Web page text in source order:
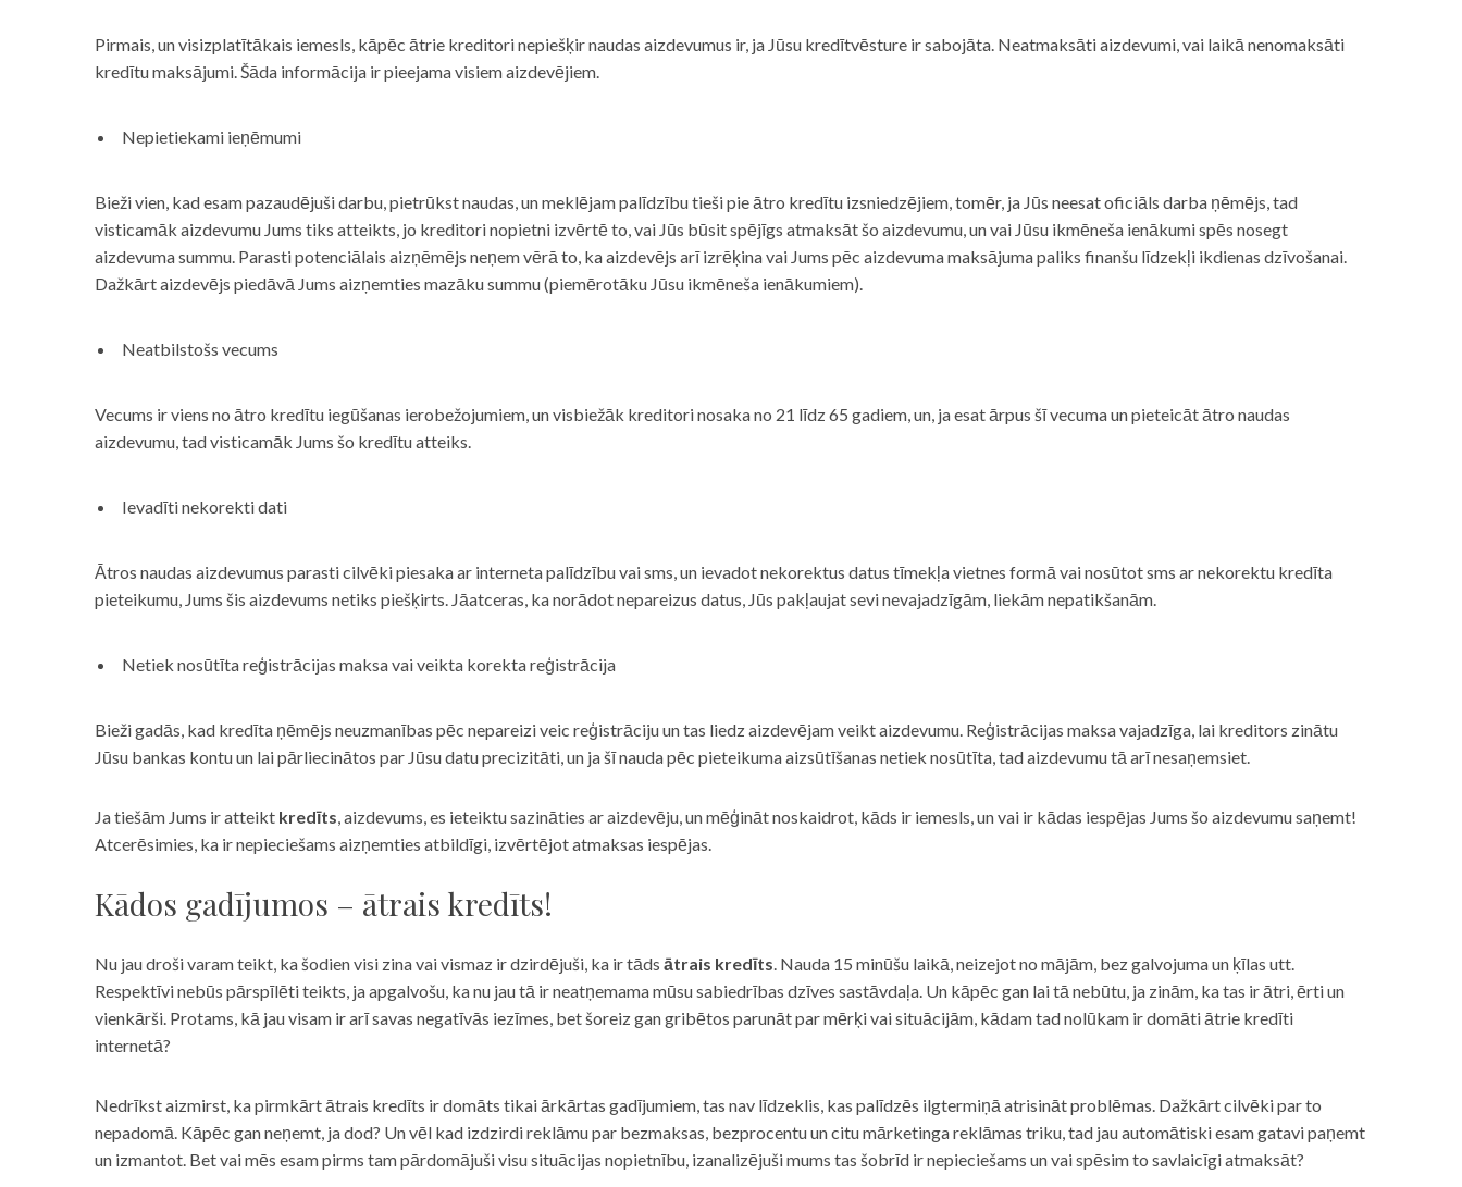
Pirmais, un visizplatītākais iemesls, kāpēc ātrie kreditori nepiešķir naudas aizdevumus ir, ja Jūsu kredītvēsture ir sabojāta. Neatmaksāti aizdevumi, vai laikā nenomaksāti
kredītu maksājumi. Šāda informācija ir pieejama visiem aizdevējiem.
Nepietiekami ieņēmumi
Bieži vien, kad esam pazaudējuši darbu, pietrūkst naudas, un meklējam palīdzību tieši pie ātro kredītu izsniedzējiem, tomēr, ja Jūs neesat oficiāls darba ņēmējs, tad
visticamāk aizdevumu Jums tiks atteikts, jo kreditori nopietni izvērtē to, vai Jūs būsit spējīgs atmaksāt šo aizdevumu, un vai Jūsu ikmēneša ienākumi spēs nosegt
aizdevuma summu. Parasti potenciālais aizņēmējs neņem vērā to, ka aizdevējs arī izrēķina vai Jums pēc aizdevuma maksājuma paliks finanšu līdzekļi ikdienas dzīvošanai.
Dažkārt aizdevējs piedāvā Jums aizņemties mazāku summu (piemērotāku Jūsu ikmēneša ienākumiem).
Neatbilstošs vecums
Vecums ir viens no ātro kredītu iegūšanas ierobežojumiem, un visbiežāk kreditori nosaka no 21 līdz 65 gadiem, un, ja esat ārpus šī vecuma un pieteicāt ātro naudas
aizdevumu, tad visticamāk Jums šo kredītu atteiks.
Ievadīti nekorekti dati
Ātros naudas aizdevumus parasti cilvēki piesaka ar interneta palīdzību vai sms, un ievadot nekorektus datus tīmekļa vietnes formā vai nosūtot sms ar nekorektu kredīta
pieteikumu, Jums šis aizdevums netiks piešķirts. Jāatceras, ka norādot nepareizus datus, Jūs pakļaujat sevi nevajadzīgām, liekām nepatikšanām.
Netiek nosūtīta reģistrācijas maksa vai veikta korekta reģistrācija
Bieži gadās, kad kredīta ņēmējs neuzmanības pēc nepareizi veic reģistrāciju un tas liedz aizdevējam veikt aizdevumu. Reģistrācijas maksa vajadzīga, lai kreditors zinātu
Jūsu bankas kontu un lai pārliecinātos par Jūsu datu precizitāti, un ja šī nauda pēc pieteikuma aizsūtīšanas netiek nosūtīta, tad aizdevumu tā arī nesaņemsiet.
Ja tiešām Jums ir atteikt kredīts, aizdevums, es ieteiktu sazināties ar aizdevēju, un mēģināt noskaidrot, kāds ir iemesls, un vai ir kādas iespējas Jums šo aizdevumu saņemt!
Atcerēsimies, ka ir nepieciešams aizņemties atbildīgi, izvērtējot atmaksas iespējas.
Kādos gadījumos – ātrais kredīts!
Nu jau droši varam teikt, ka šodien visi zina vai vismaz ir dzirdējuši, ka ir tāds ātrais kredīts. Nauda 15 minūšu laikā, neizejot no mājām, bez galvojuma un ķīlas utt.
Respektīvi nebūs pārspīlēti teikts, ja apgalvošu, ka nu jau tā ir neatņemama mūsu sabiedrības dzīves sastāvdaļa. Un kāpēc gan lai tā nebūtu, ja zinām, ka tas ir ātri, ērti un
vienkārši. Protams, kā jau visam ir arī savas negatīvās iezīmes, bet šoreiz gan gribētos parunāt par mērķi vai situācijām, kādam tad nolūkam ir domāti ātrie kredīti
internetā?
Nedrīkst aizmirst, ka pirmkārt ātrais kredīts ir domāts tikai ārkārtas gadījumiem, tas nav līdzeklis, kas palīdzēs ilgtermiņā atrisināt problēmas. Dažkārt cilvēki par to
nepadomā. Kāpēc gan neņemt, ja dod? Un vēl kad izdzirdi reklāmu par bezmaksas, bezprocentu un citu mārketinga reklāmas triku, tad jau automātiski esam gatavi paņemt
un izmantot. Bet vai mēs esam pirms tam pārdomājuši visu situācijas nopietnību, izanalizējuši mums tas šobrīd ir nepieciešams un vai spēsim to savlaicīgi atmaksāt?